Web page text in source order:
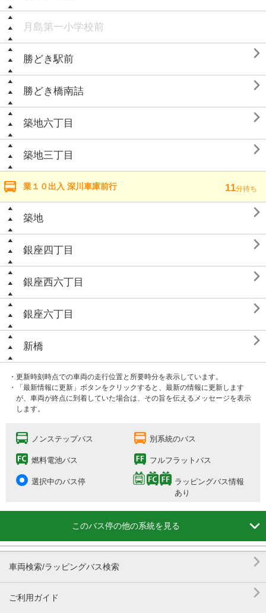
月島第一小学校前
勝どき駅前 
勝どき橋南詰 
築地六丁目 
築地三丁目 
業１０出入 深川車庫前行 11分待ち
築地 
銀座四丁目 
銀座西六丁目 
銀座六丁目 
新橋 
・更新時刻時点での車両の走行位置と所要時分を表示しています。
・「最新情報に更新」ボタンをクリックすると、最新の情報に更新します
が、車両が終点に到着していた場合は、その旨を伝えるメッセージを表示
します。
ノンステップバス 別系統のバス
燃料電池バス フルフラットバス
選択中のバス停
ラッピングバス情報
あり
このバス停の他の系統を見る 
車両検索/ラッピングバス検索 
ご利用ガイド 